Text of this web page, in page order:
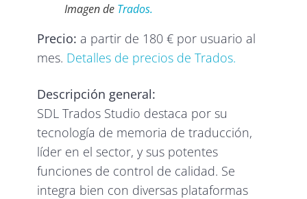
Imagen de Trados.
Precio: a partir de 180 € por usuario al
mes. Detalles de precios de Trados.
Descripción general:
SDL Trados Studio destaca por su
tecnología de memoria de traducción,
líder en el sector, y sus potentes
funciones de control de calidad. Se
integra bien con diversas plataformas